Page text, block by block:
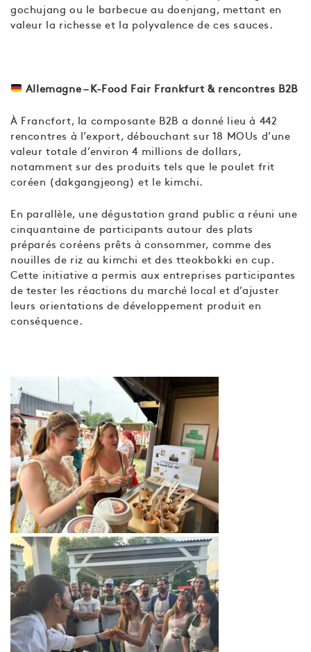
gochujang ou le barbecue au doenjang, mettant en
valeur la richesse et la polyvalence de ces sauces.
Allemagne – K-Food Fair Frankfurt & rencontres B2B
À Francfort, la composante B2B a donné lieu à 442
rencontres à l’export, débouchant sur 18 MOUs d’une
valeur totale d’environ 4 millions de dollars,
notamment sur des produits tels que le poulet frit
coréen (dakgangjeong) et le kimchi.
En parallèle, une dégustation grand public a réuni une
cinquantaine de participants autour des plats
préparés coréens prêts à consommer, comme des
nouilles de riz au kimchi et des tteokbokki en cup.
Cette initiative a permis aux entreprises participantes
de tester les réactions du marché local et d’ajuster
leurs orientations de développement produit en
conséquence.